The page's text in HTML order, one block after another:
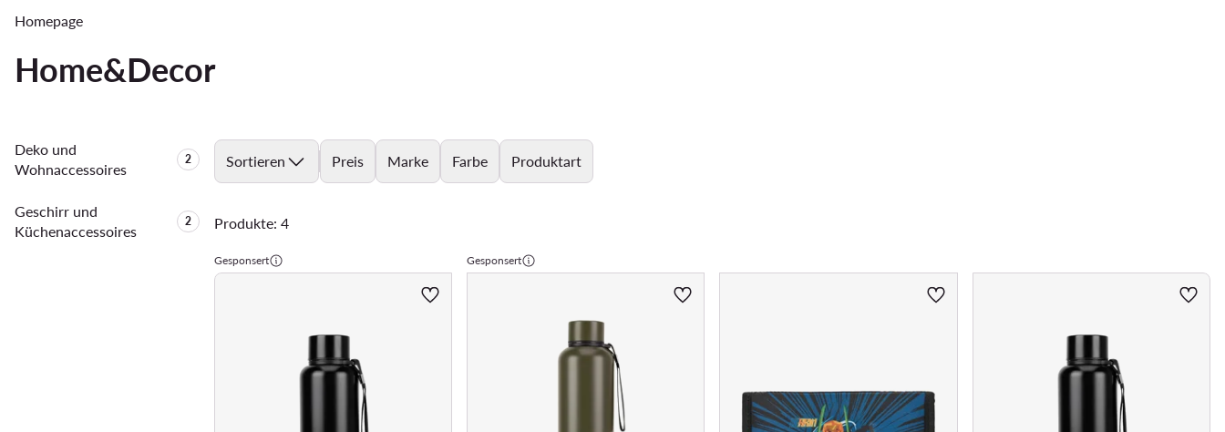
Homepage
Home&Decor
Deko und
Wohnaccessoires
Anzahl der Produkte:
2
Geschirr und
Küchenaccessoires
Anzahl der Produkte:
2
Sortieren Preis Marke Farbe Produktart
Produkte: 4
Gesponsert Gesponsert